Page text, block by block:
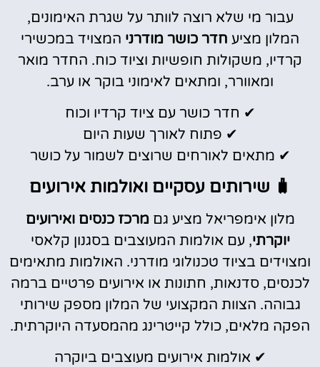
עבור מי שלא רוצה לוותר על שגרת האימונים,
המלון מציע חדר כושר מודרני המצויד במכשירי
קרדיו, משקולות חופשיות וציוד כוח. החדר מואר
ומאוורר, ומתאים לאימוני בוקר או ערב.
✔ חדר כושר עם ציוד קרדיו וכוח
✔ פתוח לאורך שעות היום
✔ מתאים לאורחים שרוצים לשמור על כושר
🧳 שירותים עסקיים ואולמות אירועים
מלון אימפריאל מציע גם מרכז כנסים ואירועים
יוקרתי, עם אולמות המעוצבים בסגנון קלאסי
ומצוידים בציוד טכנולוגי מודרני. האולמות מתאימים
לכנסים, סדנאות, חתונות או אירועים פרטיים ברמה
גבוהה. הצוות המקצועי של המלון מספק שירותי
הפקה מלאים, כולל קייטרינג מהמסעדה היוקרתית.
✔ אולמות אירועים מעוצבים ביוקרה